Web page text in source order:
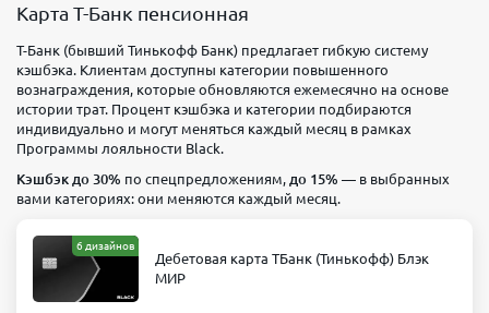
Карта Т-Банк пенсионная
Т-Банк (бывший Тинькофф Банк) предлагает гибкую систему
кэшбэка. Клиентам доступны категории повышенного
вознаграждения, которые обновляются ежемесячно на основе
истории трат. Процент кэшбэка и категории подбираются
индивидуально и могут меняться каждый месяц в рамках
Программы лояльности Black.
Кэшбэк до 30% по спецпредложениям, до 15% — в выбранных
вами категориях: они меняются каждый месяц.
6 дизайнов
Дебетовая карта ТБанк (Тинькофф) Блэк
МИР